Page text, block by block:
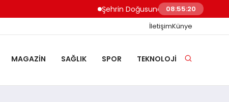
Şehrin Doğusundan Boğaz Kıyılarına Ev
08:55:21
İletişimKünye
MAGAZIN SAĞLIK SPOR TEKNOLOJI